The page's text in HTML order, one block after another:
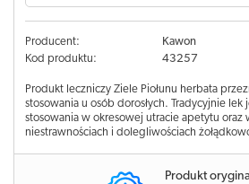
Producent:
Kawon
Kod produktu:
43257
Produkt leczniczy Ziele Piołunu herbata
stosowania u osób dorosłych. Tradycyjnie lek
stosowania w okresowej utracie apetytu oraz
niestrawnościach i dolegliwościach
Produkt